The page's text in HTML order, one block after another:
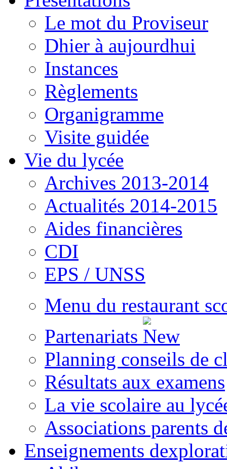
vous êtes les bienvenus !!!
Le mot du Proviseur
Dhier à aujourdhui
Instances
Règlements
Organigramme
Visite guidée
Vie du lycée
Archives 2013-2014
Actualités 2014-2015
Aides financières
CDI
EPS / UNSS
Menu du restaurant
Partenariats
Planning conseils de
Résultats aux examens
La vie scolaire au
Associations parents
Enseignements